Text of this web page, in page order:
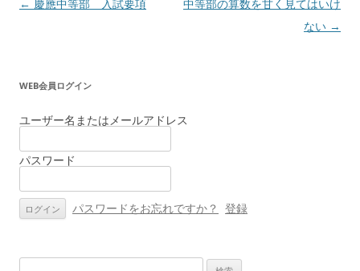
投
ゲ
ー
ョ
← 慶應中等部 入試要項
中等部の算数を甘く見てはいけ
ない →
WEB会員ログイン
ユーザー名またはメールアドレス
パスワード
パスワードをお忘れですか？ 登録